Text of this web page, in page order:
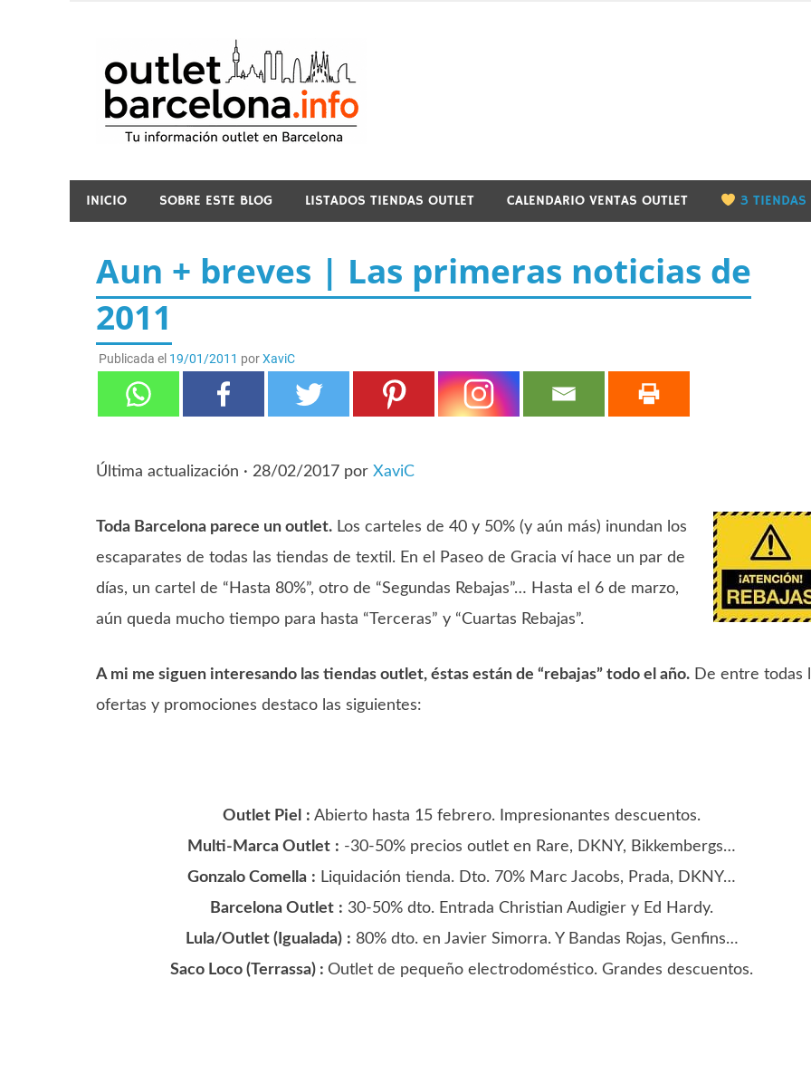
INICIO SOBRE ESTE BLOG LISTADOS TIENDAS OUTLET CALENDARIO VENTAS OUTLET 3 TIENDAS
Aun + breves | Las primeras noticias de
2011
Publicada el 19/01/2011 porXaviC
Última actualización · 28/02/2017por XaviC
Toda Barcelona parece un outlet.Los carteles de 40 y 50% (y aún más) inundan los
escaparates de todas las tiendas de textil. En el Paseo de Gracia ví hace un par de
días, un cartel de “Hasta 80%”, otro de “Segundas Rebajas”… Hasta el 6 de marzo,
aún queda mucho tiempo para hasta “Terceras” y “Cuartas Rebajas”.
A mi me siguen interesando las tiendas outlet, éstas están de “rebajas” todo el año.De entre todas
ofertas y promociones destaco las siguientes:
Outlet Piel : Abierto hasta 15 febrero. Impresionantes descuentos.
Multi-Marca Outlet : -30-50% precios outlet en Rare, DKNY, Bikkembergs…
Gonzalo Comella : Liquidación tienda. Dto. 70% Marc Jacobs, Prada, DKNY…
Barcelona Outlet : 30-50% dto. Entrada Christian Audigier y Ed Hardy.
Lula/Outlet (Igualada) : 80% dto. en Javier Simorra. Y Bandas Rojas, Genfins…
Saco Loco (Terrassa) :Outlet de pequeño electrodoméstico. Grandes descuentos.